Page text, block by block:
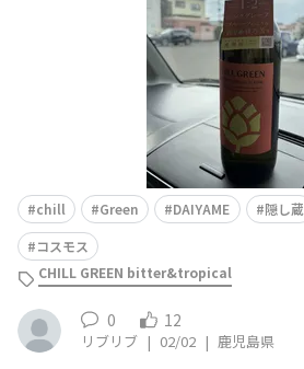
chill Green DAIYAME 隠し蔵
コスモス
CHILL GREEN bitter&tropical
0 12
リブリブ | 02/02 | 鹿児島県